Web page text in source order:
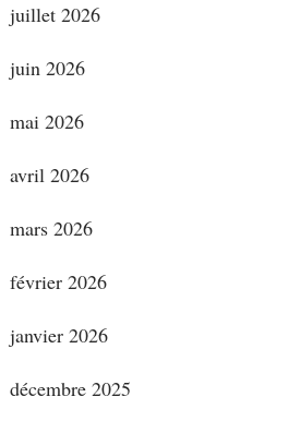
juillet 2026
juin 2026
mai 2026
avril 2026
mars 2026
février 2026
janvier 2026
décembre 2025